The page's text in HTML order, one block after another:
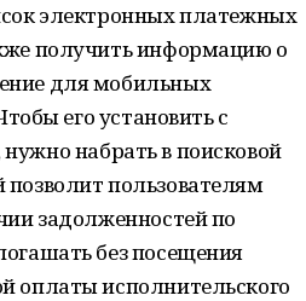
электронных платежных
получить информацию о
для мобильных
его установить с
набрать в поисковой
пользователям
задолженностей по
без посещения
оплаты исполнительского